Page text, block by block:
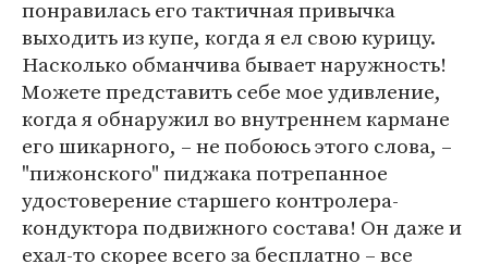
понравилась его тактичная привычка
выходить из купе, когда я ел свою курицу.
Насколько обманчива бывает наружность!
Можете представить себе мое удивление,
когда я обнаружил во внутреннем кармане
его шикарного, – не побоюсь этого слова, –
"пижонского" пиджака потрепанное
удостоверение старшего контролера-
кондуктора подвижного состава! Он даже и
ехал-то скорее всего за бесплатно – все